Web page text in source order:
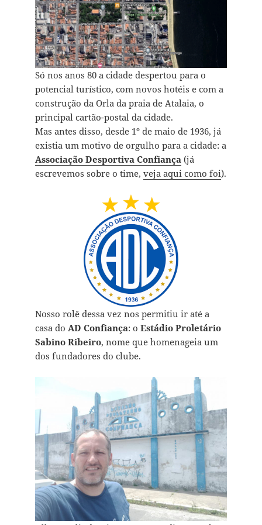
Só nos anos 80 a cidade despertou para o
potencial turístico, com novos hotéis e com a
construção da Orla da praia de Atalaia, o
principal cartão-postal da cidade.
Mas antes disso, desde 1º de maio de 1936, já
existia um motivo de orgulho para a cidade: a
Associação Desportiva Confiança (já
escrevemos sobre o time, veja aqui como foi).
Nosso rolê dessa vez nos permitiu ir até a
casa do AD Confiança: o Estádio Proletário
Sabino Ribeiro, nome que homenageia um
dos fundadores do clube.